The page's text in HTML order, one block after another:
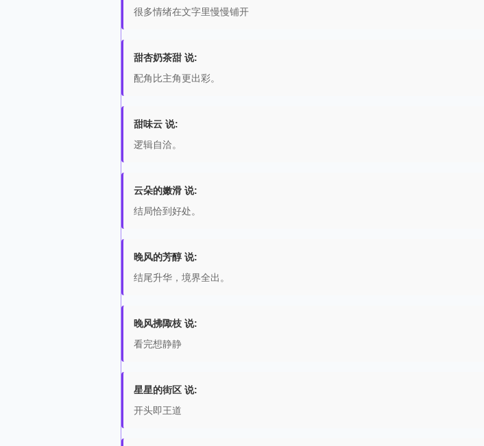
很多情绪在文字里慢慢铺开
甜杏奶茶甜 说:
配角比主角更出彩。
甜味云 说:
逻辑自洽。
云朵的嫩滑 说:
结局恰到好处。
晚风的芳醇 说:
结尾升华，境界全出。
晚风拂陬枝 说:
看完想静静
星星的街区 说:
开头即王道